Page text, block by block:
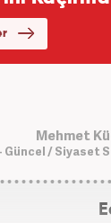
Mehmet
Güncel / Siyaset